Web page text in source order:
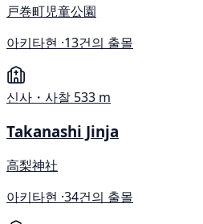
戸巻町児童公園
아키타현 ·13건의 출몰
신사・사찰 533 m
Takanashi Jinja
高梨神社
아키타현 ·34건의 출몰